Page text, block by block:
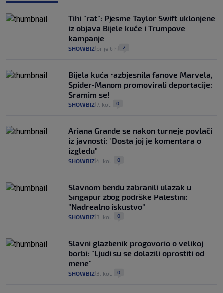
Tihi "rat": Pjesme Taylor Swift uklonjene
iz objava Bijele kuće i Trumpove
kampanje
SHOWBIZ prije 6 h 2
Bijela kuća razbjesnila fanove Marvela,
Spider-Manom promovirali deportacije:
Sramim se!
SHOWBIZ 7. kol. 0
Ariana Grande se nakon turneje povlači
iz javnosti: "Dosta joj je komentara o
izgledu"
SHOWBIZ 4. kol. 0
Slavnom bendu zabranili ulazak u
Singapur zbog podrške Palestini:
"Nadrealno iskustvo"
SHOWBIZ 3. kol. 0
Slavni glazbenik progovorio o velikoj
borbi: "Ljudi su se dolazili oprostiti od
mene"
SHOWBIZ 3. kol. 0